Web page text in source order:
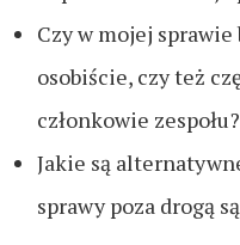
Czy w mojej sprawie
osobiście, czy też
członkowie zespołu?
Jakie są
sprawy poza drogą